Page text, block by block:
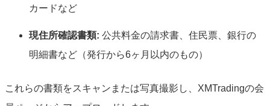
カードなど
現住所確認書類: 公共料金の請求書、住民票、銀行の
明細書など（発行から6ヶ月以内のもの）
これらの書類をスキャンまたは写真撮影し、XMTradingの会